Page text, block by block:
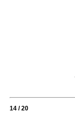
14 / 20